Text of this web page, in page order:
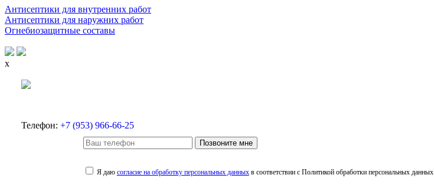
Антисептики для внутренних работ
Антисептики для наружних работ
Огнебиозащитные составы
x
Телефон: +7 (953) 966-66-25
Позвоните мне
Я даю согласие на обработку персональных данныхв соответствии с Политикой обработки персональных данных